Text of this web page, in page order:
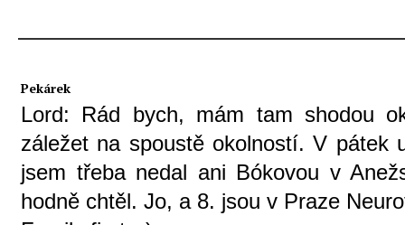
Pekárek
Lord: Rád bych, mám tam shodou
záležet na spoustě okolností. V pátek
jsem třeba nedal ani Bókovou v
hodně chtěl. Jo, a 8. jsou v Praze